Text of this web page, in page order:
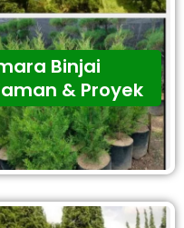
Binjai
& Proyek